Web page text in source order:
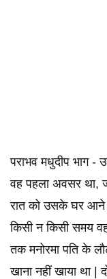
पराभव मधुदीप भाग -
वह पहला अवसर था,
रात को उसके घर आने
किसी न किसी समय
तक मनोरमा पति के
खाना नहीं खाया था |